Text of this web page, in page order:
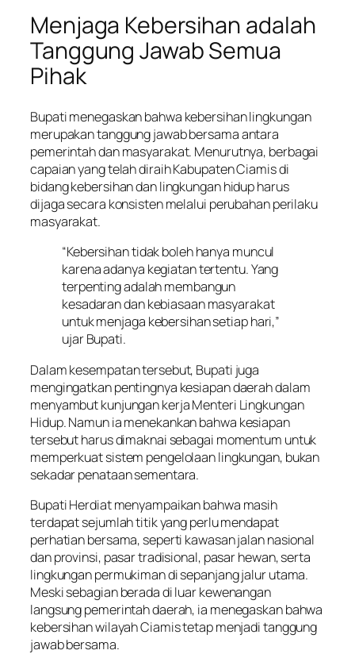
Menjaga Kebersihan adalah
Tanggung Jawab Semua
Pihak
Bupati menegaskan bahwa kebersihan lingkungan
merupakan tanggung jawab bersama antara
pemerintah dan masyarakat. Menurutnya, berbagai
capaian yang telah diraih Kabupaten Ciamis di
bidang kebersihan dan lingkungan hidup harus
dijaga secara konsisten melalui perubahan perilaku
masyarakat.
“Kebersihan tidak boleh hanya muncul
karena adanya kegiatan tertentu. Yang
terpenting adalah membangun
kesadaran dan kebiasaan masyarakat
untuk menjaga kebersihan setiap hari,”
ujar Bupati.
Dalam kesempatan tersebut, Bupati juga
mengingatkan pentingnya kesiapan daerah dalam
menyambut kunjungan kerja Menteri Lingkungan
Hidup. Namun ia menekankan bahwa kesiapan
tersebut harus dimaknai sebagai momentum untuk
memperkuat sistem pengelolaan lingkungan, bukan
sekadar penataan sementara.
Bupati Herdiat menyampaikan bahwa masih
terdapat sejumlah titik yang perlu mendapat
perhatian bersama, seperti kawasan jalan nasional
dan provinsi, pasar tradisional, pasar hewan, serta
lingkungan permukiman di sepanjang jalur utama.
Meski sebagian berada di luar kewenangan
langsung pemerintah daerah, ia menegaskan bahwa
kebersihan wilayah Ciamis tetap menjadi tanggung
jawab bersama.